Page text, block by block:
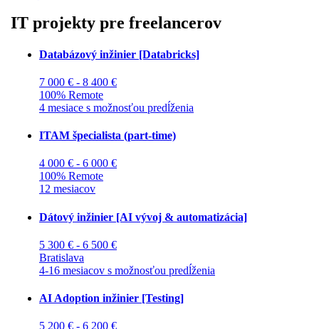
IT projekty pre freelancerov
Databázový inžinier [Databricks]
7 000 € - 8 400 €
100% Remote
4 mesiace s možnosťou predĺženia
ITAM špecialista (part-time)
4 000 € - 6 000 €
100% Remote
12 mesiacov
Dátový inžinier [AI vývoj & automatizácia]
5 300 € - 6 500 €
Bratislava
4-16 mesiacov s možnosťou predĺženia
AI Adoption inžinier [Testing]
5 200 € - 6 200 €